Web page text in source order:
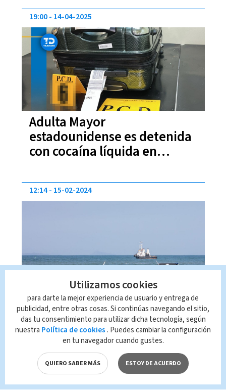
Adulta Mayor
estadounidense es detenida
con cocaína líquida en
19:00 14-04-2025
Guardacostas decomisan
droga y detienen a dos
extranjeros en el Pacífico
12:14 15-02-2024
Utilizamos cookies
para darte la mejor experiencia de usuario y entrega de
publicidad, entre otras cosas. Si continúas navegando el sitio,
das tu consentimiento para utilizar dicha tecnología, según
nuestra Política de cookies . Puedes cambiar la configuración
en tu navegador cuando gustes.
QUIERO SABER MÁS ESTOY DE ACUERDO